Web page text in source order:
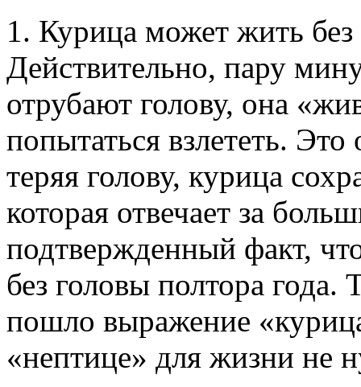
1. Курица может жить
Действительно, пару
отрубают голову, она
попытаться взлететь.
теряя голову, курица
которая отвечает за
подтвержденный факт,
без головы полтора года.
пошло выражение
«нептице» для жизни не